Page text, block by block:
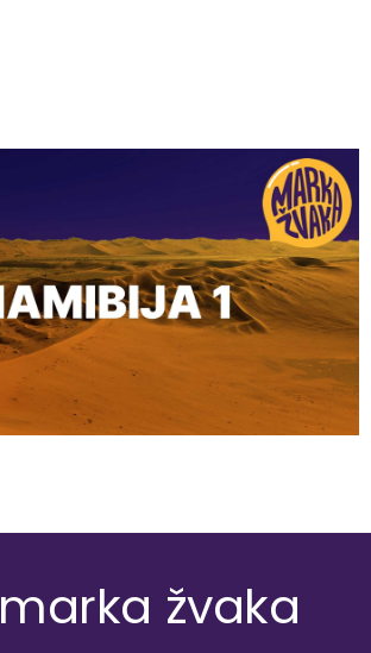
marka žvaka